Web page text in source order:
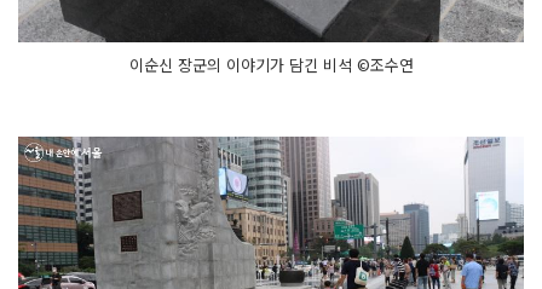
이순신 장군의 이야기가 담긴 비석 ©조수연